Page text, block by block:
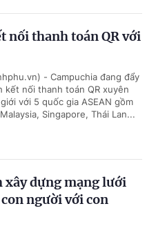
nối thanh toán QR với
- Campuchia đang đẩy
kết nối thanh toán QR xuyên
với 5 quốc gia ASEAN gồm
Singapore, Thái Lan...
xây dựng mạng lưới
người với con